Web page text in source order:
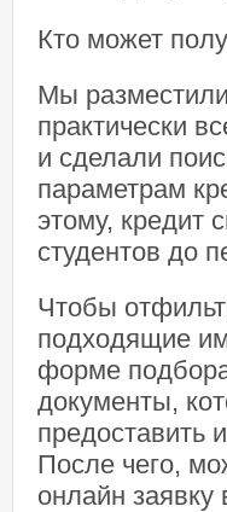
Кто может
Мы
практически
и сделали
параметрам
этому, кредит
студентов до
Чтобы
подходящие
форме
документы,
предоставить
После чего,
онлайн